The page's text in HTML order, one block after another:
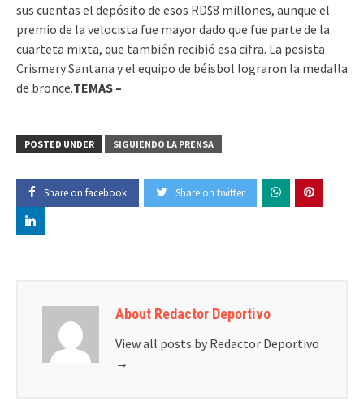
sus cuentas el depósito de esos RD$8 millones, aunque el
premio de la velocista fue mayor dado que fue parte de la
cuarteta mixta, que también recibió esa cifra. La pesista
Crismery Santana y el equipo de béisbol lograron la medalla
de bronce.TEMAS –
POSTED UNDER SIGUIENDO LA PRENSA
Share on facebook Share on twitter
About Redactor Deportivo
View all posts by Redactor Deportivo
→